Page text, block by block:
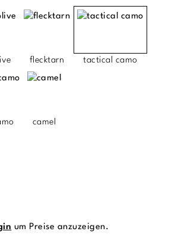
flecktarn tactical camo
camel
um Preise anzuzeigen.